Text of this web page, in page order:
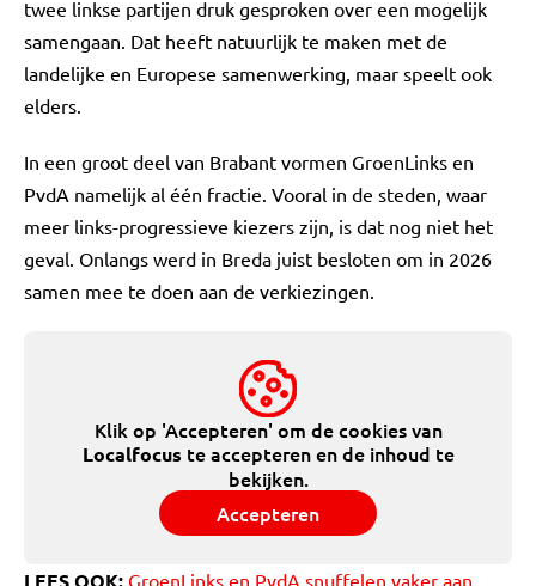
twee linkse partijen druk gesproken over een mogelijk
samengaan. Dat heeft natuurlijk te maken met de
landelijke en Europese samenwerking, maar speelt ook
elders.
In een groot deel van Brabant vormen GroenLinks en
PvdA namelijk al één fractie. Vooral in de steden, waar
meer links-progressieve kiezers zijn, is dat nog niet het
geval. Onlangs werd in Breda juist besloten om in 2026
samen mee te doen aan de verkiezingen.
Klik op 'Accepteren' om de cookies van
Localfocus te accepteren en de inhoud te
bekijken.
Accepteren
LEES OOK: GroenLinks en PvdA snuffelen vaker aan